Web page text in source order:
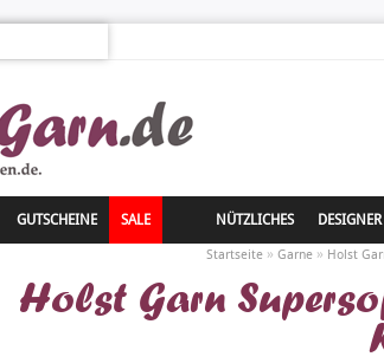
GUTSCHEINE SALE NÜTZLICHES DESIGNER
Startseite» Garne» Holst
Holst Garn